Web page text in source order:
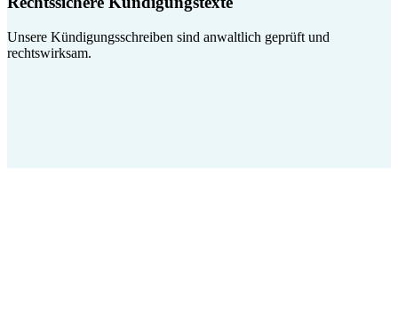
Unsere Kündigungsschreiben sind anwaltlich geprüft und
rechtswirksam.